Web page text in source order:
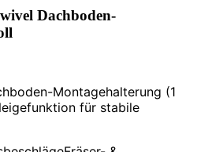
Dachboden-
Montagehalterung (1
für stabile